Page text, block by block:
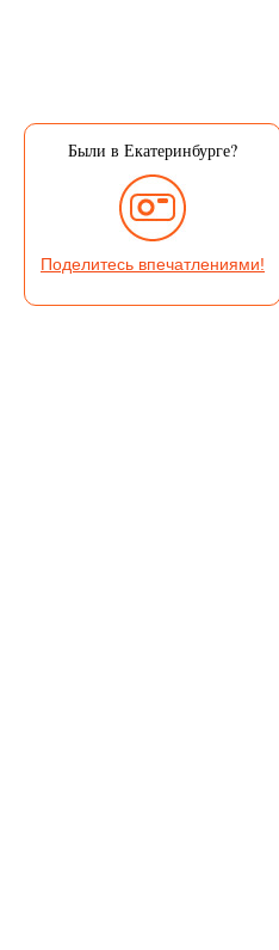
Были в Екатеринбурге?
Поделитесь впечатлениями!